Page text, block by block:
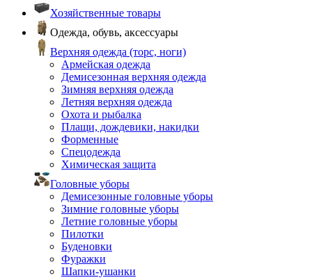
Хозяйственные товары
Одежда, обувь, аксессуары
Верхняя одежда (торс, ноги)
Армейская одежда
Демисезонная верхняя одежда
Зимняя верхняя одежда
Летняя верхняя одежда
Охота и рыбалка
Плащи, дождевики, накидки
Форменные
Спецодежда
Химическая защита
Головные уборы
Демисезонные головные уборы
Зимние головные уборы
Летние головные уборы
Пилотки
Буденовки
Фуражки
Шапки-ушанки